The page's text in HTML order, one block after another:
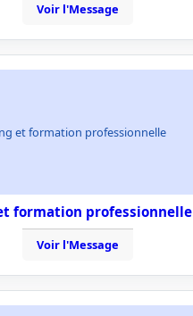
Voir l'Message
et formation professionnelle
formation professionnelle
Voir l'Message